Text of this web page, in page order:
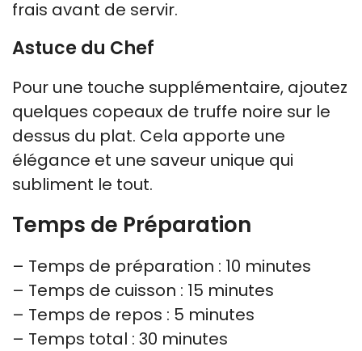
frais avant de servir.
Astuce du Chef
Pour une touche supplémentaire, ajoutez
quelques copeaux de truffe noire sur le
dessus du plat. Cela apporte une
élégance et une saveur unique qui
subliment le tout.
Temps de Préparation
– Temps de préparation : 10 minutes
– Temps de cuisson : 15 minutes
– Temps de repos : 5 minutes
– Temps total : 30 minutes